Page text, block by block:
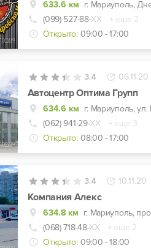
633.6 км
(099) 527-88-ХХ
+ еще 2
Открыто: 09:00 - 17:00
3.4 06.11.20
Автоцентр Оптима Групп
634.6 км г. Мариуполь,
(062) 941-29-ХХ
+ еще 3
Открыто: 08:00 - 17:00
3.4 10.11.20
Компания Алекс
634.8 км г. Мариуполь,
(068) 718-48-ХХ
+ еще 2
Открыто: 09:00 - 18:00